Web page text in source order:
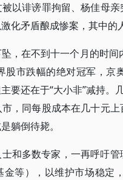
以诽谤罪拘留、杨佳母
化矛盾酿成惨案，其中的
，在不到十一个月的时
股市跌幅的绝对冠军，
要还在于“大小非”减持。
，同每股成本在几十元
躺倒待毙。
和多数专家，一再呼吁
等），以维护市场稳定